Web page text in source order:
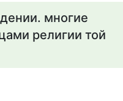
многие
религии той